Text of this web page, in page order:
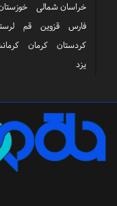
خراسان شمالی
فارس
قزوین قم
کردستان
کرمان
یزد